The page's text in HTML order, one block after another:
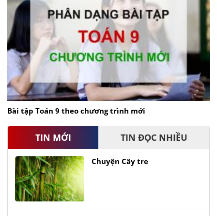
Bài tập Toán 9 theo chương trình mới
TIN MỚI TIN ĐỌC NHIỀU
Chuyện Cây tre